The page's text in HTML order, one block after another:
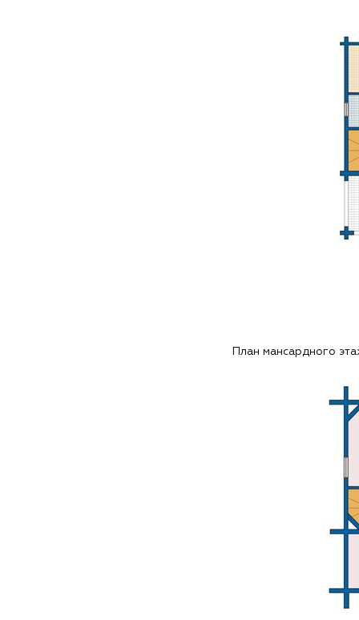
План мансардного